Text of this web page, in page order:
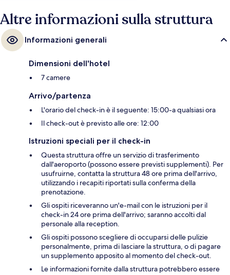
Altre informazioni sulla struttura
Informazioni generali
Dimensioni dell'hotel
7 camere
Arrivo/partenza
L'orario del check-in è il seguente: 15:00-a qualsiasi ora
Il check-out è previsto alle ore: 12:00
Istruzioni speciali per il check-in
Questa struttura offre un servizio di trasferimento
dall'aeroporto (possono essere previsti supplementi). Per
usufruirne, contatta la struttura 48 ore prima dell'arrivo,
utilizzando i recapiti riportati sulla conferma della
prenotazione.
Gli ospiti riceveranno un'e-mail con le istruzioni per il
check-in 24 ore prima dell'arrivo; saranno accolti dal
personale alla reception.
Gli ospiti possono scegliere di occuparsi delle pulizie
personalmente, prima di lasciare la struttura, o di pagare
un supplemento apposito al momento del check-out.
Le informazioni fornite dalla struttura potrebbero essere